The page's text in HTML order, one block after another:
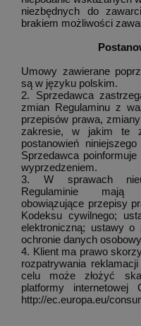
niezbędnych do
brakiem możliwości
Umowy zawierane
są w języku polskim.
2. Sprzedawca
zmian Regulaminu z
przepisów prawa,
zakresie, w jakim te
postanowień
Sprzedawca
wyprzedzeniem.
3. W sprawach
Regulaminie mają
obowiązujące przepisy
Kodeksu cywilnego;
elektroniczną; ustawy o
ochronie danych
4. Klient ma prawo
rozpatrywania
celu może złożyć
platformy internetowej
http://ec.europa.eu/